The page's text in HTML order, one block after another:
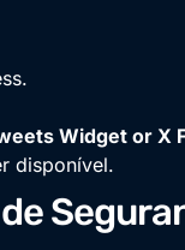
Widget or X
disponível.